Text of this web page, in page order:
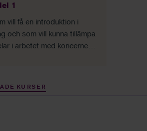
1
vill få en introduktion i
och som vill kunna tillämpa
i arbetet med koncernens
KURSER